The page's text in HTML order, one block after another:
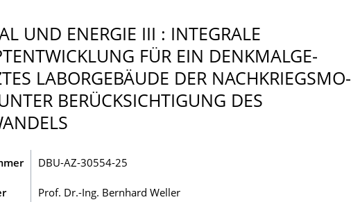
UND ENERGIE III : INTEGRALE
FÜR EIN DENKMALGE­
LABORGEBÄUDE DER NACHKRIEGSMO­
BERÜCKSICHTI­GUNG DES
DBU-AZ-30554-25
Prof. Dr.-Ing. Bernhard Weller